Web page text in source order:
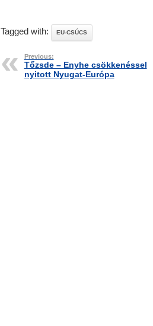
Tagged with: EU-CSÚCS
Previous:
Tőzsde – Enyhe csökkenéssel
nyitott Nyugat-Európa